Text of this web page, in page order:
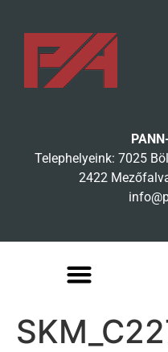
Telephelyeink: 7025
2422